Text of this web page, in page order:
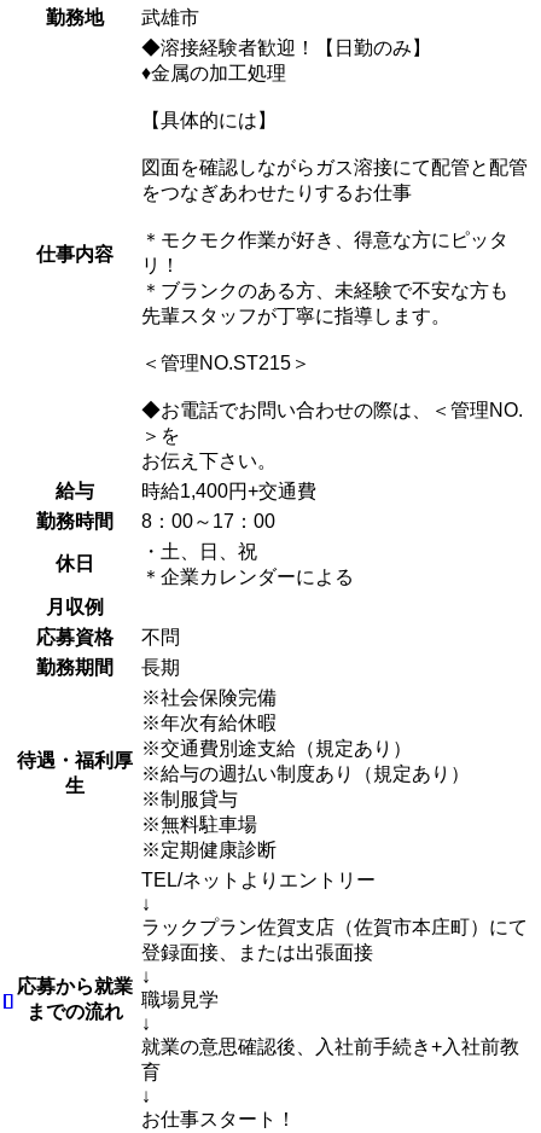
勤務地
武雄市
仕事内容
◆溶接経験者歓迎！【日勤のみ】
♦金属の加工処理
【具体的には】
図面を確認しながらガス溶接にて配管と配管
をつなぎあわせたりするお仕事
＊モクモク作業が好き、得意な方にピッタ
リ！
＊ブランクのある方、未経験で不安な方も
先輩スタッフが丁寧に指導します。
＜管理NO.ST215＞
◆お電話でお問い合わせの際は、＜管理NO.
＞を
お伝え下さい。
給与
時給1,400円+交通費
勤務時間
8：00～17：00
休日
・土、日、祝
＊企業カレンダーによる
月収例
応募資格
不問
勤務期間
長期
待遇・福利厚
生
※社会保険完備
※年次有給休暇
※交通費別途支給（規定あり）
※給与の週払い制度あり（規定あり）
※制服貸与
※無料駐車場
※定期健康診断
応募から就業
までの流れ
TEL/ネットよりエントリー
↓
ラックプラン佐賀支店（佐賀市本庄町）にて
登録面接、または出張面接
↓
職場見学
↓
就業の意思確認後、入社前手続き+入社前教
育
↓
お仕事スタート！